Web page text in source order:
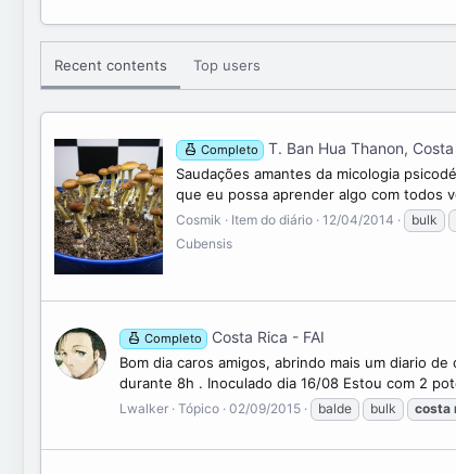
Recent contents Top users
Completo T. Ban Hua Thanon,
Saudações amantes da micologia
que eu possa aprender algo com todos
Cosmik Item do diário 12/04/2014 bulk
Cubensis
Completo Costa Rica - FAI
Bom dia caros amigos, abrindo mais um diario
durante 8h . Inoculado dia 16/08 Estou com 2
Lwalker Tópico 02/09/2015 balde bulk costa